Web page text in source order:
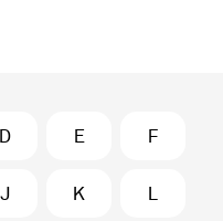
D E F
J K L